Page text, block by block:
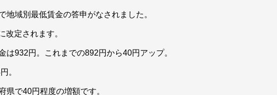
地域別最低賃金の答申がなされました。
改定されます。
は932円。これまでの892円から40円アップ。
。
県で40円程度の増額です。